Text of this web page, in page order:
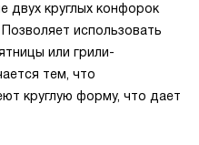
двух круглых конфорок
использовать
или грили-
тем, что
круглую форму, что дает